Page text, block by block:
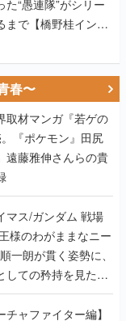
春〜
材マンガ『若ゲの
『ポケモン』田尻
藤雅伸さんらの貴
ス/ガンダム 戦場
様のわがままなニー
一朗が貫く姿勢に、
しての矜持を見た
】
ャファイター編】
に、軍事技術を採り
味方につけて、ゲー
鈴木 裕の功績【若ゲ